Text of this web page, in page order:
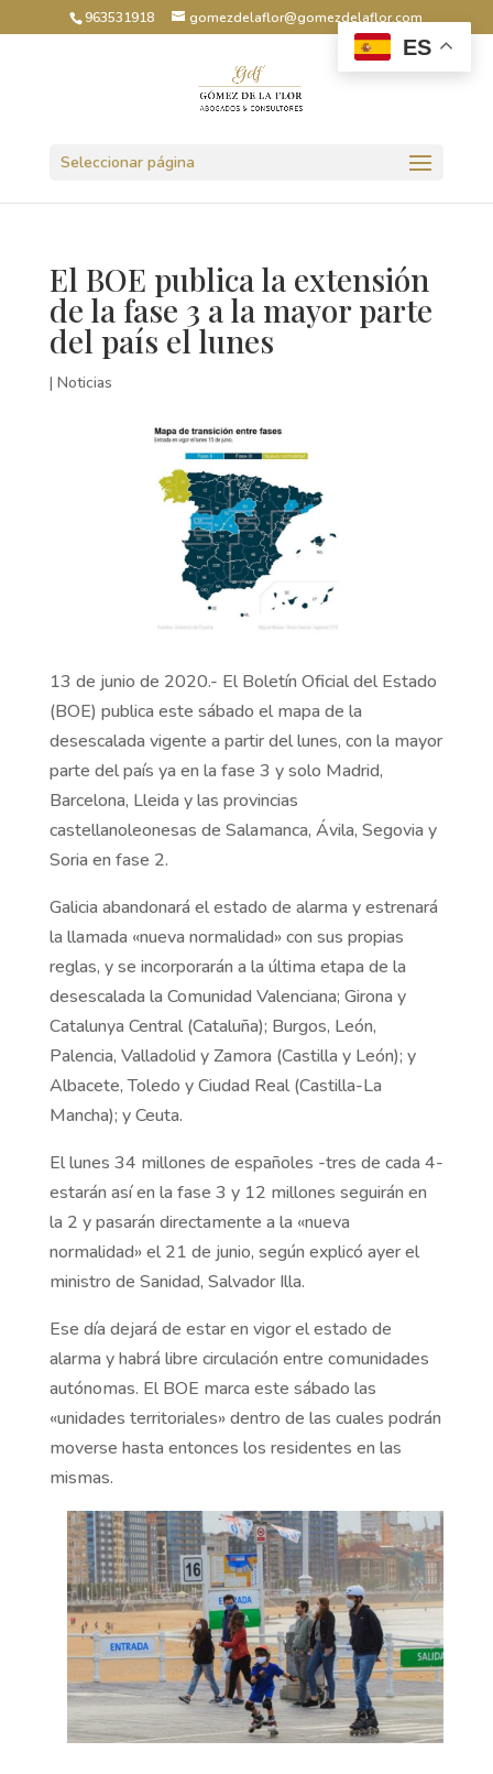
963531918 gomezdelaflor@gomezdelaflor.com
Seleccionar página
El BOE publica la extensión
de la fase 3 a la mayor parte
del país el lunes
| Noticias
13 de junio de 2020.- El Boletín Oficial del Estado
(BOE) publica este sábado el mapa de la
desescalada vigente a partir del lunes, con la mayor
parte del país ya en la fase 3 y solo Madrid,
Barcelona, Lleida y las provincias
castellanoleonesas de Salamanca, Ávila, Segovia y
Soria en fase 2.
Galicia abandonará el estado de alarma y estrenará
la llamada «nueva normalidad» con sus propias
reglas, y se incorporarán a la última etapa de la
desescalada la Comunidad Valenciana; Girona y
Catalunya Central (Cataluña); Burgos, León,
Palencia, Valladolid y Zamora (Castilla y León); y
Albacete, Toledo y Ciudad Real (Castilla-La
Mancha); y Ceuta.
El lunes 34 millones de españoles -tres de cada 4-
estarán así en la fase 3 y 12 millones seguirán en
la 2 y pasarán directamente a la «nueva
normalidad» el 21 de junio, según explicó ayer el
ministro de Sanidad, Salvador Illa.
Ese día dejará de estar en vigor el estado de
alarma y habrá libre circulación entre comunidades
autónomas. El BOE marca este sábado las
«unidades territoriales» dentro de las cuales podrán
moverse hasta entonces los residentes en las
mismas.
ES